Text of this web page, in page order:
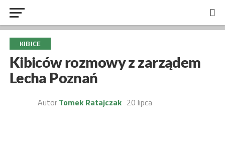
KIBICE
Kibiców rozmowy z zarządem
Lecha Poznań
AutorTomek Ratajczak 20 lipca